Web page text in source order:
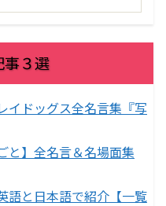
事３選
イドッグス全名言集『写
と】全名言＆名場面集
語と日本語で紹介【一覧